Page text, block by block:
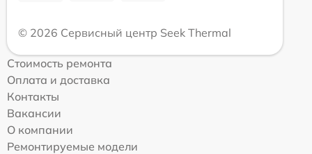
© 2026 Сервисный центр Seek Thermal
Стоимость ремонта
Оплата и доставка
Контакты
Вакансии
О компании
Ремонтируемые модели